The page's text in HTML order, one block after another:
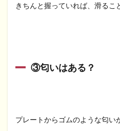
きちんと握っていれば、滑るこ
③匂いはある？
プレートからゴムのような匂い